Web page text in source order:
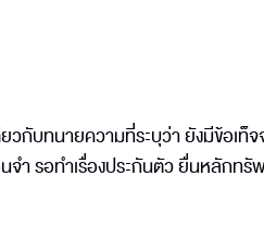
กับทนายความที่ระบุว่า ยังมีข้อเท็จ
จำ รอทำเรื่องประกันตัว ยื่นหลักทรั